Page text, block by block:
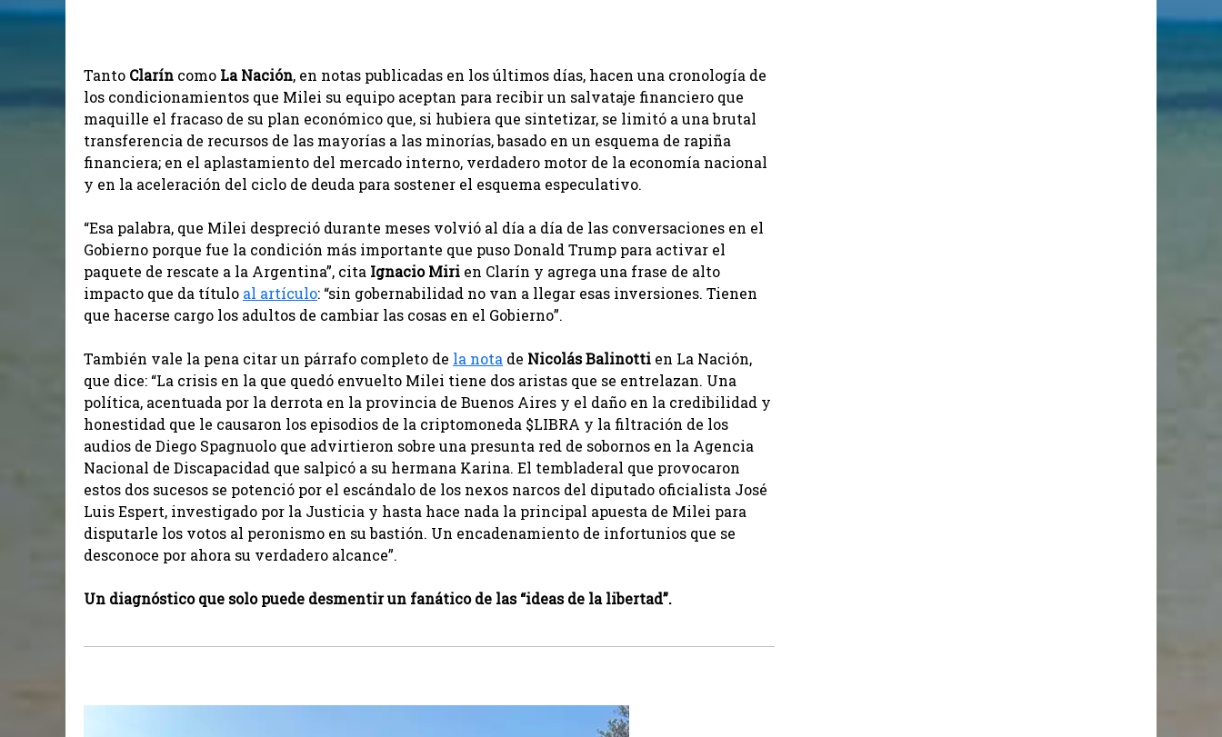
Tanto Clarín como La Nación, en notas publicadas en los últimos días, hacen una cronología de
los condicionamientos que Milei su equipo aceptan para recibir un salvataje financiero que
maquille el fracaso de su plan económico que, si hubiera que sintetizar, se limitó a una brutal
transferencia de recursos de las mayorías a las minorías, basado en un esquema de rapiña
financiera; en el aplastamiento del mercado interno, verdadero motor de la economía nacional
y en la aceleración del ciclo de deuda para sostener el esquema especulativo.
“Esa palabra, que Milei despreció durante meses volvió al día a día de las conversaciones en el
Gobierno porque fue la condición más importante que puso Donald Trump para activar el
paquete de rescate a la Argentina”, cita Ignacio Miri en Clarín y agrega una frase de alto
impacto que da título al artículo: “sin gobernabilidad no van a llegar esas inversiones. Tienen
que hacerse cargo los adultos de cambiar las cosas en el Gobierno”.
También vale la pena citar un párrafo completo de la nota de Nicolás Balinotti en La Nación,
que dice: “La crisis en la que quedó envuelto Milei tiene dos aristas que se entrelazan. Una
política, acentuada por la derrota en la provincia de Buenos Aires y el daño en la credibilidad y
honestidad que le causaron los episodios de la criptomoneda $LIBRA y la filtración de los
audios de Diego Spagnuolo que advirtieron sobre una presunta red de sobornos en la Agencia
Nacional de Discapacidad que salpicó a su hermana Karina. El tembladeral que provocaron
estos dos sucesos se potenció por el escándalo de los nexos narcos del diputado oficialista José
Luis Espert, investigado por la Justicia y hasta hace nada la principal apuesta de Milei para
disputarle los votos al peronismo en su bastión. Un encadenamiento de infortunios que se
desconoce por ahora su verdadero alcance”.
Un diagnóstico que solo puede desmentir un fanático de las “ideas de la libertad”.